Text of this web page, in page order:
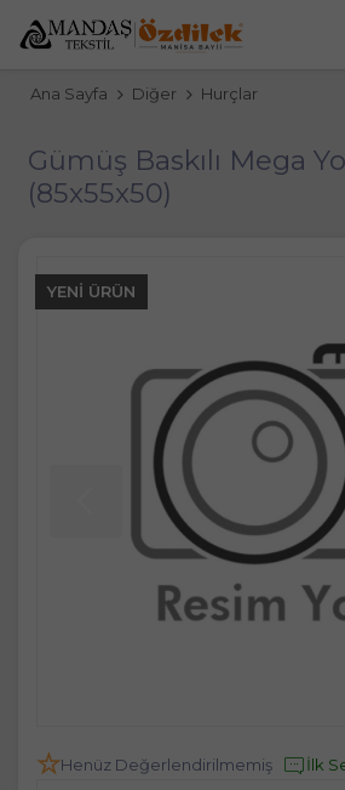
Ana Sayfa Diğer Hurçlar
Gümüş Baskılı Mega
(85x55x50)
YENI ÜRÜN
Henüz Değerlendirilmemiş İlk